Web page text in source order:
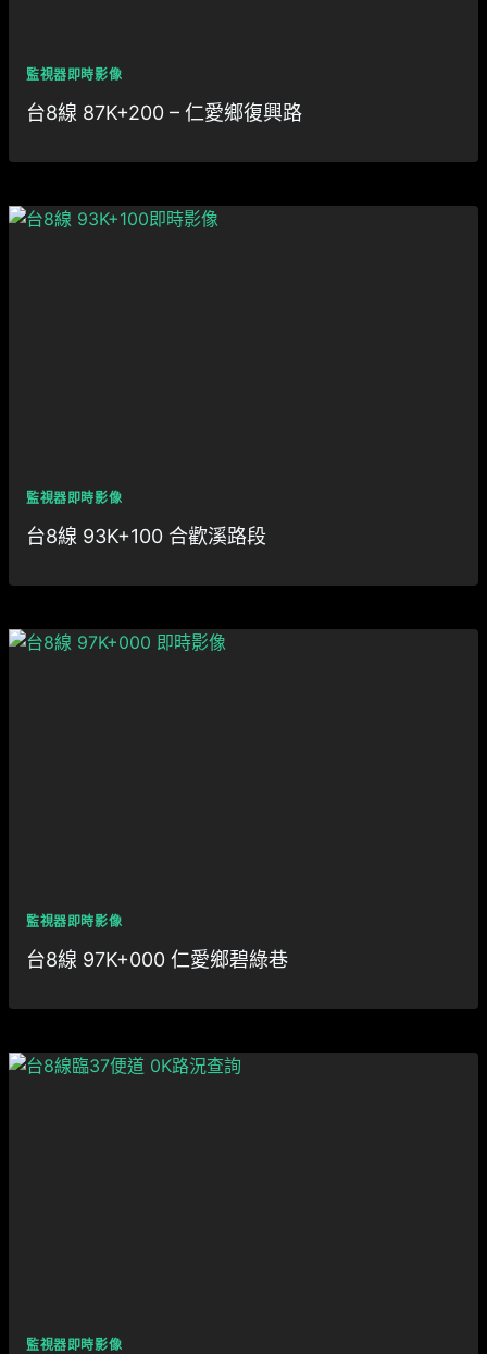
監視器即時影像
台8線 87K+200 – 仁愛鄉復興路
監視器即時影像
台8線 93K+100 合歡溪路段
監視器即時影像
台8線 97K+000 仁愛鄉碧綠巷
監視器即時影像